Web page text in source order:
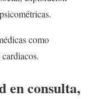
como
en consulta,